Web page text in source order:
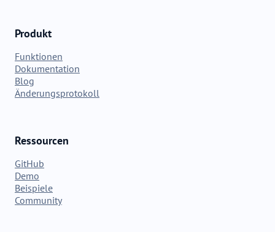
Produkt
Funktionen
Dokumentation
Blog
Änderungsprotokoll
Ressourcen
GitHub
Demo
Beispiele
Community